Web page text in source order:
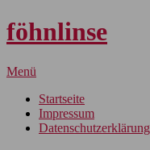
föhnlinse
Menü
Startseite
Impressum
Datenschutzerklärung